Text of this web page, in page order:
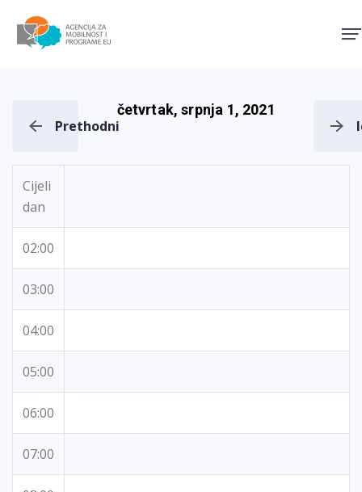
Prethodni
četvrtak, srpnja 1, 2021
Cijeli
dan
02:00
03:00
04:00
05:00
06:00
07:00